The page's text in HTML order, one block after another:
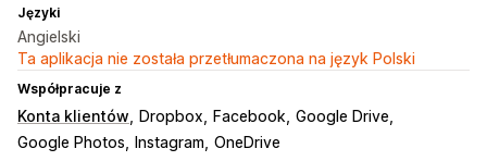
Języki
Angielski
Ta aplikacja nie została przetłumaczona na język Polski
Współpracuje z
Konta klientów Dropbox Facebook Google Drive
Google Photos Instagram OneDrive